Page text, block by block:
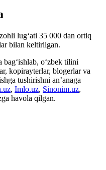
lug‘ati 35 000 dan ortiq
bilan keltirilgan.
o‘zbek tilini
kopirayterlar, blogerlar va
tushirishni an’anaga
, Imlo.uz, Sinonim.uz,
havola qilgan.